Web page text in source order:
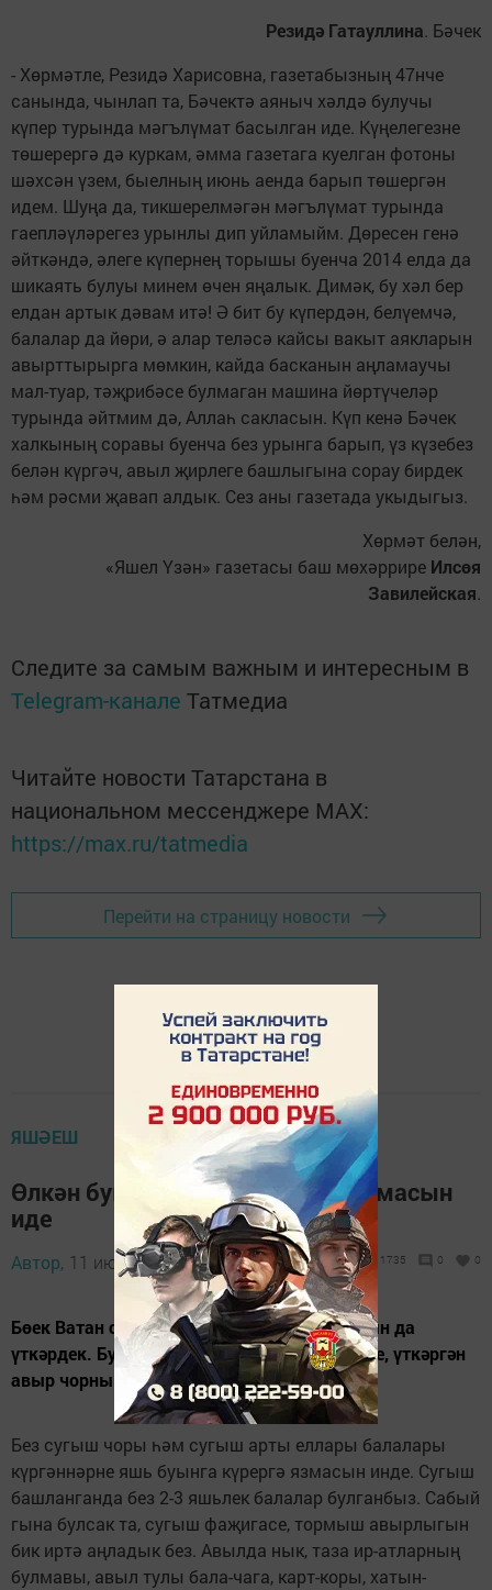
Резидә Гатауллина. Бәчек
- Хөрмәтле, Резидә Харисовна, газетабызның 47нче
санында, чынлап та, Бәчектә аяныч хәлдә булучы
күпер турында мәгълүмат басылган иде. Күңелегезне
төшерергә дә куркам, әмма газетага куелган фотоны
шәхсән үзем, быелның июнь аенда барып төшергән
идем. Шуңа да, тикшерелмәгән мәгълүмат турында
гаепләүләрегез урынлы дип уйламыйм. Дөресен генә
әйткәндә, әлеге күпернең торышы буенча 2014 елда да
шикаять булуы минем өчен яңалык. Димәк, бу хәл бер
елдан артык дәвам итә! Ә бит бу күпердән, белүемчә,
балалар да йөри, ә алар теләсә кайсы вакыт аякларын
авырттырырга мөмкин, кайда басканын аңламаучы
мал-туар, тәҗрибәсе булмаган машина йөртүчеләр
турында әйтмим дә, Аллаһ сакласын. Күп кенә Бәчек
халкының соравы буенча без урынга барып, үз күзебез
белән күргәч, авыл җирлеге башлыгына сорау бирдек
һәм рәсми җавап алдык. Сез аны газетада укыдыгыз.
Хөрмәт белән,
«Яшел Үзән» газетасы баш мөхәррире Илсөя
Завилейская.
Следите за самым важным и интересным в
Telegram-канале Татмедиа
Читайте новости Татарстана в
национальном мессенджере MАХ:
https://max.ru/tatmedia
Перейти на страницу новости
ЯШӘЕШ
Өлкән буын күргәннәр кабатланмасын
иде
Автор, 11 июль 2015 - 10:24 1735 0 0
Бөек Ватан сугышында Җиңүнең 70 еллыгын да
үткәрдек. Бу бәйрәм йөрәктәге истәлекләрне, үткәргән
авыр чорны тагын да яңартты.
Без сугыш чоры һәм сугыш арты еллары балалары
күргәннәрне яшь буынга күрергә язмасын инде. Сугыш
башланганда без 2-3 яшьлек балалар булганбыз. Сабый
гына булсак та, сугыш фаҗигасе, тормыш авырлыгын
бик иртә аңладык без. Авылда нык, таза ир-атларның
булмавы, авыл тулы бала-чага, карт-коры, хатын-